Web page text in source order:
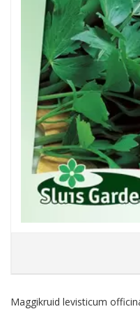
Maggikruid levisticum